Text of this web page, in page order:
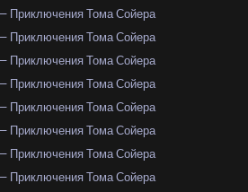
Приключения Тома Сойера
Приключения Тома Сойера
Приключения Тома Сойера
Приключения Тома Сойера
Приключения Тома Сойера
Приключения Тома Сойера
Приключения Тома Сойера
Приключения Тома Сойера